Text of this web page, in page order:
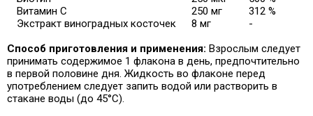
Витамин C
250 мг
312 %
Экстракт виноградных косточек
8 мг
-
Способ приготовления и применения: Взрослым следует
принимать содержимое 1 флакона в день, предпочтительно
в первой половине дня. Жидкость во флаконе перед
употреблением следует запить водой или растворить в
стакане воды (до 45°C).